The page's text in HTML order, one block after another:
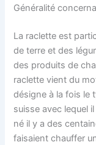
Généralité
La raclette est
de terre et des
des produits de
raclette vient du
désigne à la fois le
suisse avec lequel
né il y a des
faisaient chauffer